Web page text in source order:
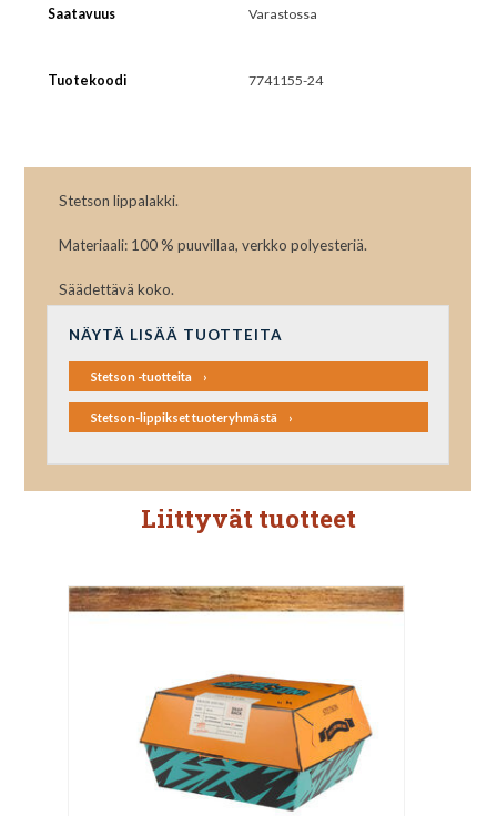
Saatavuus Varastossa
Tuotekoodi 7741155-24
Stetson lippalakki.
Materiaali: 100 % puuvillaa, verkko polyesteriä.
Säädettävä koko.
NÄYTÄ LISÄÄ TUOTTEITA
Stetson -tuotteita
Stetson-lippikset tuoteryhmästä
Liittyvät tuotteet